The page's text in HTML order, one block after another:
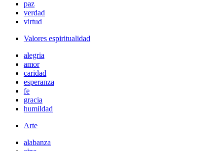
paz
verdad
virtud
Valores espiritualidad
alegria
amor
caridad
esperanza
fe
gracia
humildad
Arte
alabanza